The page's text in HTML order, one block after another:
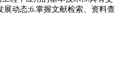
动态;6.掌握文献检索、资料查